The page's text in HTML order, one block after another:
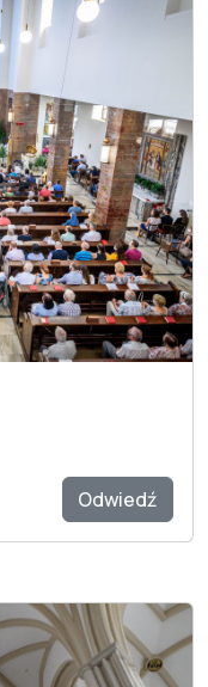
Odwiedź